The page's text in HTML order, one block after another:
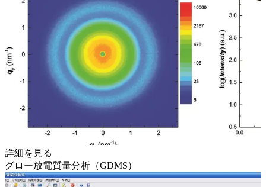
詳細を見る
グロー放電質量分析（GDMS）